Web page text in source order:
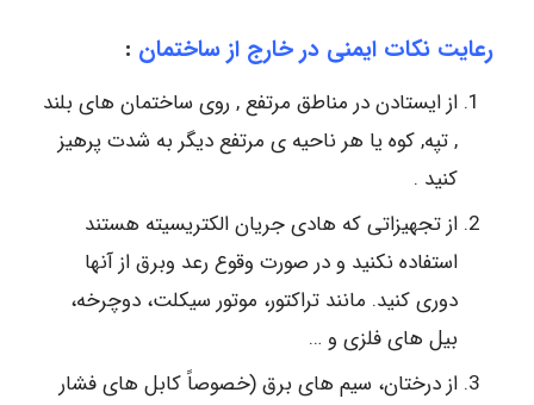
رعایت نکات ایمنی در خارج از ساختمان :
از ایستادن در مناطق مرتفع , روی ساختمان های بلند
, تپه, کوه یا هر ناحیه ی مرتفع دیگر به شدت پرهیز
کنید .
از تجهیزاتی که هادی جریان الکتریسیته هستند
استفاده نکنید و در صورت وقوع رعد وبرق از آنها
دوری کنید. مانند تراکتور، موتور سیکلت، دوچرخه،
بیل های فلزی و …
از درختان، سیم های برق (خصوصاً کابل های فشار